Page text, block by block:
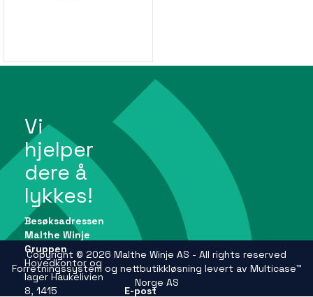
Vi
hjelper
dere å
lykkes!
Besøksadressen
Malthe Winje
Gruppen
Hovedkontor og
lager Haukelivien
8, 1415
E-post
Copyright © 2026 Malthe Winje AS - All rights reserved
Forretningssystem og nettbutikkløsning levert av Multicase™
Norge AS